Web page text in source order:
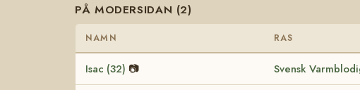
PÅ MODERSIDAN (2)
NAMN RAS
Isac (32) 📷 Svensk